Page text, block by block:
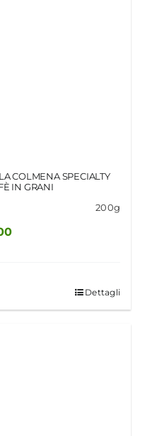
COLMENA SPECIALTY
IN GRANI
200g
Dettagli